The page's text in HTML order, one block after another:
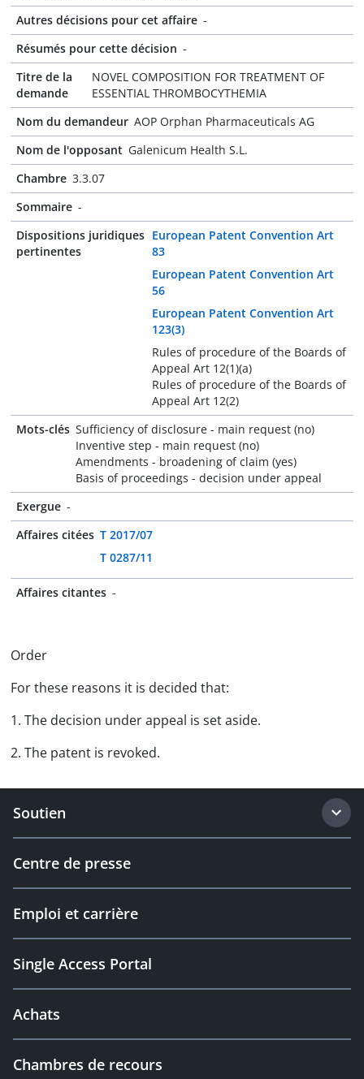
Autres décisions pour cet affaire -
Résumés pour cette décision -
Titre de la
demande
NOVEL COMPOSITION FOR TREATMENT OF
ESSENTIAL THROMBOCYTHEMIA
Nom du demandeur AOP Orphan Pharmaceuticals AG
Nom de l'opposant Galenicum Health S.L.
Chambre 3.3.07
Sommaire -
Dispositions juridiques
pertinentes
European Patent Convention Art
83
European Patent Convention Art
56
European Patent Convention Art
123(3)
Rules of procedure of the Boards of
Appeal Art 12(1)(a)
Rules of procedure of the Boards of
Appeal Art 12(2)
Mots-clés Sufficiency of disclosure - main request (no)
Inventive step - main request (no)
Amendments - broadening of claim (yes)
Basis of proceedings - decision under appeal
Exergue -
Affaires citées T 2017/07
T 0287/11
Affaires citantes -
Order
For these reasons it is decided that:
1. The decision under appeal is set aside.
2. The patent is revoked.
Soutien
Centre de presse
Emploi et carrière
Single Access Portal
Achats
Chambres de recours